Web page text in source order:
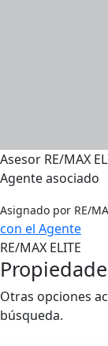
Asesor RE/MAX
Agente asociado
Asignado por RE/
con el Agente
RE/MAX ELITE
Otras opciones
búsqueda.